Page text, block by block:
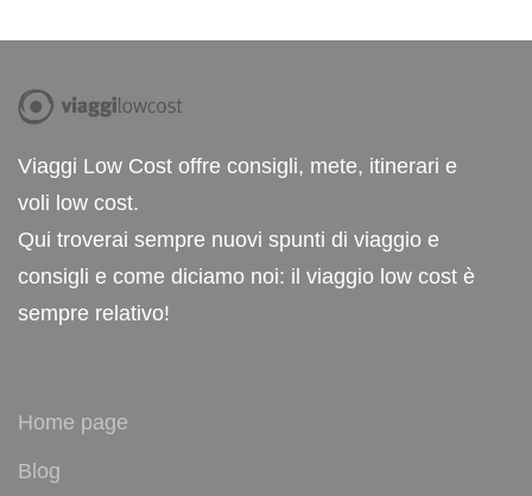
Viaggi Low Cost offre consigli, mete, itinerari e
voli low cost.
Qui troverai sempre nuovi spunti di viaggio e
consigli e come diciamo noi: il viaggio low cost è
sempre relativo!
Home page
Blog